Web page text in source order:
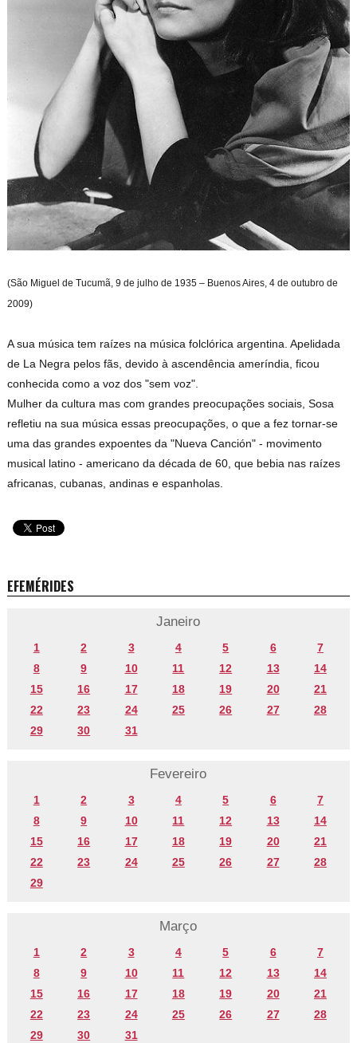
(São Miguel de Tucumã, 9 de julho de 1935 – Buenos Aires, 4 de outubro de
2009)
A sua música tem raízes na música folclórica argentina. Apelidada
de La Negra pelos fãs, devido à ascendência ameríndia, ficou
conhecida como a voz dos "sem voz".
Mulher da cultura mas com grandes preocupações sociais, Sosa
refletiu na sua música essas preocupações, o que a fez tornar-se
uma das grandes expoentes da "Nueva Canción" - movimento
musical latino - americano da década de 60, que bebia nas raízes
africanas, cubanas, andinas e espanholas.
EFEMÉRIDES
Janeiro
1 2 3 4 5 6
7
8
9 10 11 12 13
14
15
16 17 18 19 20
21
22
23 24 25 26 27
28
29
30 31
Fevereiro
1 2 3 4 5 6
7
8
9 10 11 12 13
14
15
16 17 18 19 20
21
22
23 24 25 26 27
28
29
Março
1 2 3 4 5 6
7
8
9 10 11 12 13
14
15
16 17 18 19 20
21
22
23 24 25 26 27
28
29
30 31